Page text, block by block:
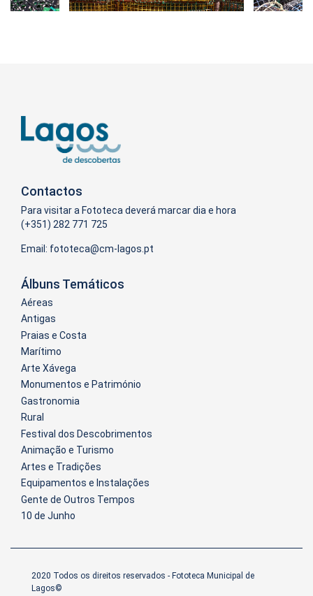
Contactos
Para visitar a Fototeca deverá marcar dia e hora
(+351) 282 771 725
Email:
Álbuns Temáticos
Aéreas
Antigas
Praias e Costa
Marítimo
Arte Xávega
Monumentos e Património
Gastronomia
Rural
Festival dos Descobrimentos
Animação e Turismo
Artes e Tradições
Equipamentos e Instalações
Gente de Outros Tempos
10 de Junho
2020 Todos os direitos reservados - Fototeca Municipal de
Lagos©